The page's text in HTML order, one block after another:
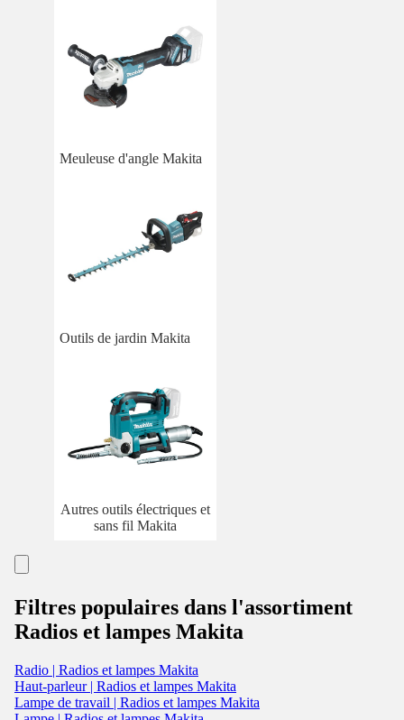
Meuleuse d'angle Makita
Outils de jardin Makita
Autres outils électriques et
sans fil Makita
Filtres populaires dans l'assortiment
Radios et lampes Makita
Radio | Radios et lampes Makita
Haut-parleur | Radios et lampes Makita
Lampe de travail | Radios et lampes Makita